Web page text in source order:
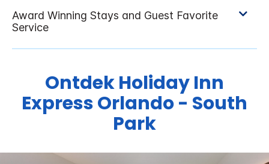
OntdekHoliday Inn
ExpressOrlando - South
Park